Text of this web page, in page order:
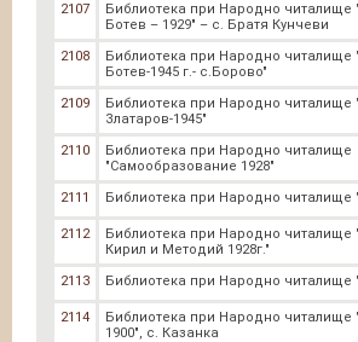
2107
Библиотека при Народно читалище
Ботев – 1929" – с. Братя Кунчеви
2108
Библиотека при Народно читалище
Ботев-1945 г.- с.Борово"
2109
Библиотека при Народно читалище
Златаров-1945"
2110
Библиотека при Народно читалище
"Самообразование 1928"
2111 Библиотека при Народно читалище
2112
Библиотека при Народно читалище
Кирил и Методий 1928г."
2113 Библиотека при Народно читалище
2114
Библиотека при Народно читалище
1900", с. Казанка